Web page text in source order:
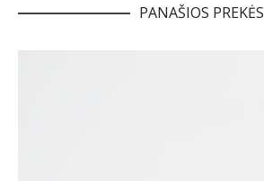
PANAŠIOS PREKĖS